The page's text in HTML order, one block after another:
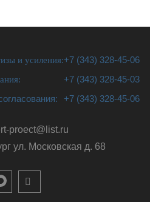
и усиления:+7 (343) 328-45-06
+7 (343) 328-45-03
+7 (343) 328-45-06
proect@list.ru
ул. Московская д. 68